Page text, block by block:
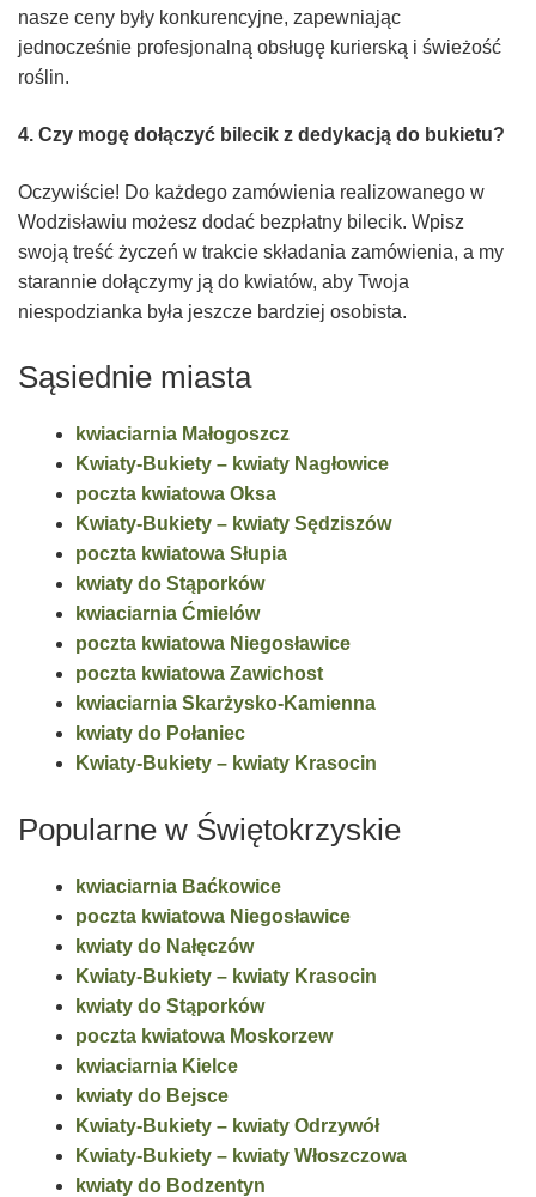
nasze ceny były konkurencyjne, zapewniając
jednocześnie profesjonalną obsługę kurierską i świeżość
roślin.
4. Czy mogę dołączyć bilecik z dedykacją do bukietu?
Oczywiście! Do każdego zamówienia realizowanego w
Wodzisławiu możesz dodać bezpłatny bilecik. Wpisz
swoją treść życzeń w trakcie składania zamówienia, a my
starannie dołączymy ją do kwiatów, aby Twoja
niespodzianka była jeszcze bardziej osobista.
Sąsiednie miasta
kwiaciarnia Małogoszcz
Kwiaty-Bukiety – kwiaty Nagłowice
poczta kwiatowa Oksa
Kwiaty-Bukiety – kwiaty Sędziszów
poczta kwiatowa Słupia
kwiaty do Stąporków
kwiaciarnia Ćmielów
poczta kwiatowa Niegosławice
poczta kwiatowa Zawichost
kwiaciarnia Skarżysko-Kamienna
kwiaty do Połaniec
Kwiaty-Bukiety – kwiaty Krasocin
Popularne w Świętokrzyskie
kwiaciarnia Baćkowice
poczta kwiatowa Niegosławice
kwiaty do Nałęczów
Kwiaty-Bukiety – kwiaty Krasocin
kwiaty do Stąporków
poczta kwiatowa Moskorzew
kwiaciarnia Kielce
kwiaty do Bejsce
Kwiaty-Bukiety – kwiaty Odrzywół
Kwiaty-Bukiety – kwiaty Włoszczowa
kwiaty do Bodzentyn